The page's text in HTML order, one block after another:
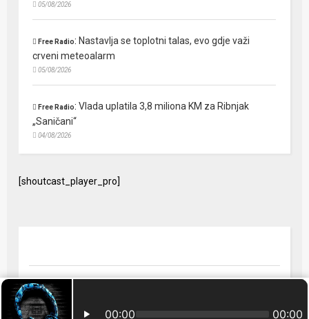
05/08/2026
Free Radio: Nastavlja se toplotni talas, evo gdje važi
crveni meteoalarm
05/08/2026
Free Radio:Vlada uplatila 3,8 miliona KM za Ribnjak
„Saničani“
04/08/2026
[shoutcast_player_pro]